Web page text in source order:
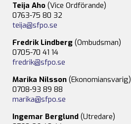
Teija Aho (Vice Ordförande)
0763-75 80 32
teija@sfpo.se
Fredrik Lindberg (Ombudsman)
0705-70 41 14
fredrik@sfpo.se
Marika Nilsson (Ekonomiansvarig)
0708-93 89 88
marika@sfpo.se
Ingemar Berglund (Utredare)